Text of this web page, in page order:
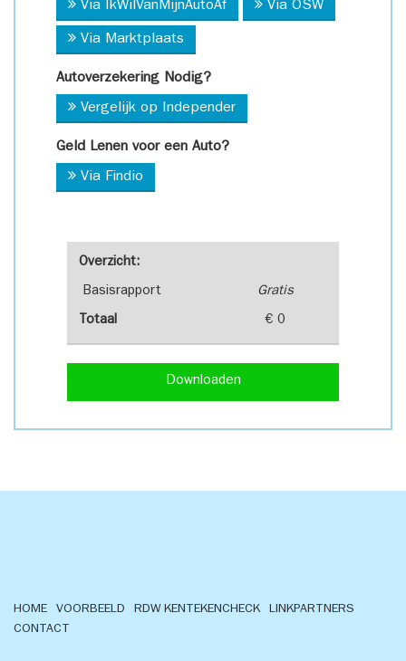
Overzicht:
Basisrapport Gratis
Totaal € 0
Downloaden
Via IkWilVanMijnAutoAf Via OSW
Via Marktplaats
Autoverzekering Nodig?
Vergelijk op Independer
Geld Lenen voor een Auto?
Via Findio
HOME VOORBEELD RDW KENTEKENCHECK
LINKPARTNERS
CONTACT